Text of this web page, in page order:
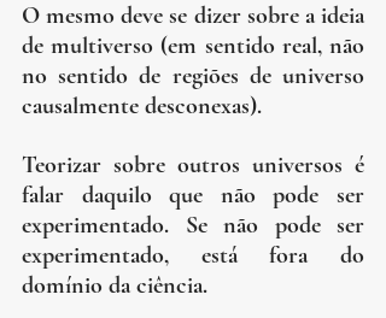
O mesmo deve se dizer sobre a ideia
de multiverso (em sentido real, não
no sentido de regiões de universo
causalmente desconexas).
Teorizar sobre outros universos é
falar daquilo que não pode ser
experimentado. Se não pode ser
experimentado, está fora do
domínio da ciência.